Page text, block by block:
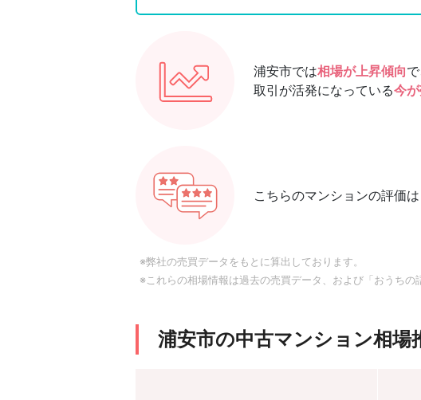
浦安市では相場が上昇傾向で
取引が活発になっている今
こちらのマンションの評価は
※弊社の売買データをもとに算出しております。
※これらの相場情報は過去の売買データ、および「おうち
浦安市の中古マンション相場